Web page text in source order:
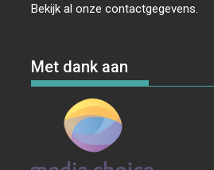
Bekijk al onzecontactgegevens
Met dank aan